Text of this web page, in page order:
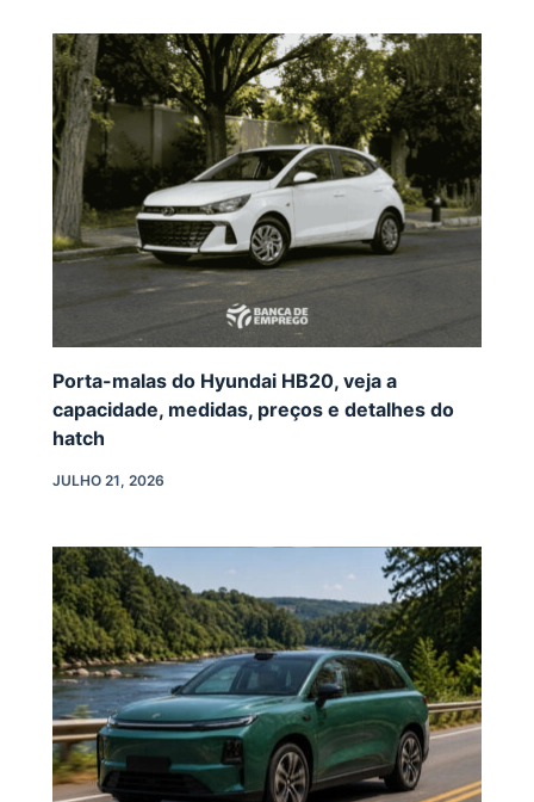
Porta-malas do Hyundai HB20, veja a
capacidade, medidas, preços e detalhes do
hatch
JULHO 21, 2026